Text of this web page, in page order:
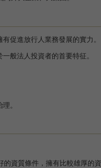
進放行人業務發展的實力。
法人投資者的首要特征。
。
質條件，擁有比較雄厚的